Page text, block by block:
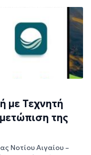
με Τεχνητή
της
Νοτίου Αιγαίου –